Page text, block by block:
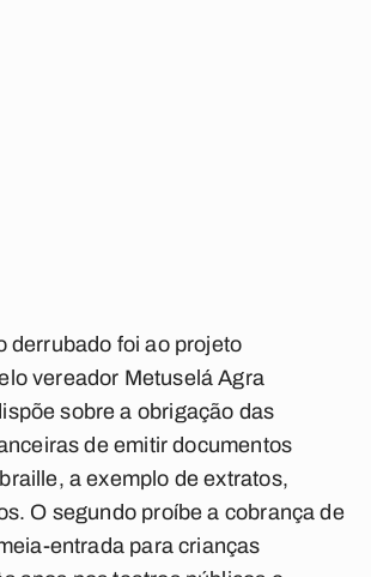
derrubado foi ao projeto
vereador Metuselá Agra
sobre a obrigação das
de emitir documentos
a exemplo de extratos,
O segundo proíbe a cobrança de
entrada para crianças